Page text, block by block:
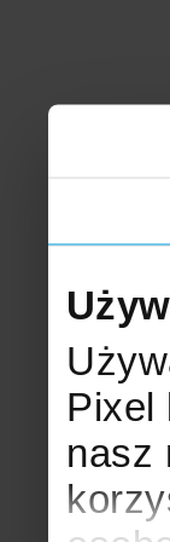
Pixel
nasz